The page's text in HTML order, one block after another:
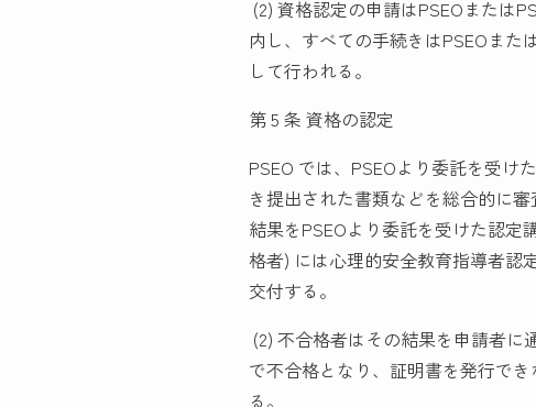
(2) 資格認定の申請はPSEOまたは
内し、すべての手続きはPSEOまた
して行われる。
第 5 条 資格の認定
PSEO では、PSEOより委託を受け
き提出された書類などを総合的に
結果をPSEOより委託を受けた認定
格者) には心理的安全教育指導者認
交付する。
(2) 不合格者はその結果を申請者に
で不合格となり、証明書を発行で
る。